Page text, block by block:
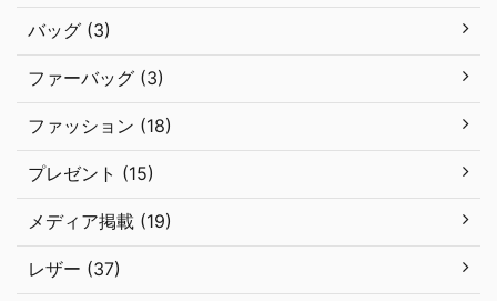
バッグ (3)
ファーバッグ (3)
ファッション (18)
プレゼント (15)
メディア掲載 (19)
レザー (37)